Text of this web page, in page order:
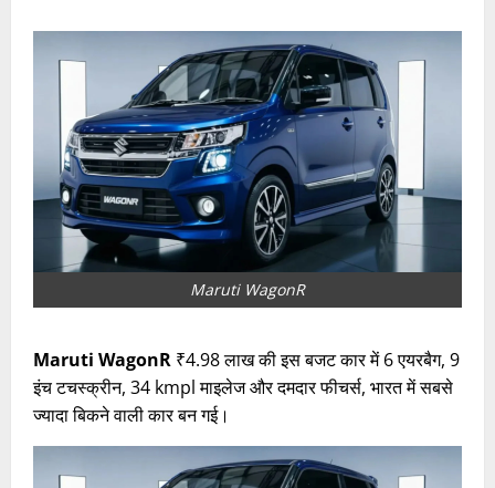
Maruti WagonR
Maruti WagonR ₹4.98 लाख की इस बजट कार में 6 एयरबैग, 9
इंच टचस्क्रीन, 34 kmpl माइलेज और दमदार फीचर्स, भारत में सबसे
ज्यादा बिकने वाली कार बन गई।